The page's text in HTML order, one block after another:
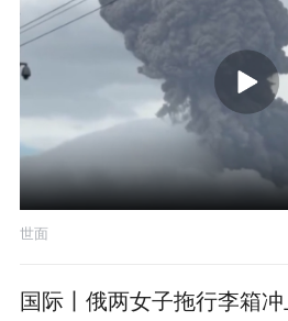
世面
国际丨俄两女子拖行李箱